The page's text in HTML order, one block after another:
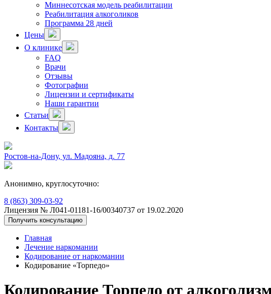
Миннесотская модель реабилитации
Реабилитация алкоголиков
Программа 28 дней
Цены
О клинике
FAQ
Врачи
Отзывы
Фотографии
Лицензии и сертификаты
Наши гарантии
Статьи
Контакты
Ростов-на-Дону, ул. Мадояна, д. 77
Анонимно, круглосуточно:
8 (863) 309-03-92
Лицензия № Л041-01181-16/00340737 от 19.02.2020
Получить консультацию
Главная
Лечение наркомании
Кодирование от наркомании
Кодирование «Торпедо»
Кодирование Торпедо от